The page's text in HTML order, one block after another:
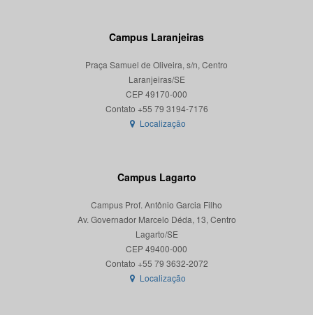
Campus Laranjeiras
Praça Samuel de Oliveira, s/n, Centro
Laranjeiras/SE
CEP 49170-000
Localização
Campus Lagarto
Campus Prof. Antônio Garcia Filho
Av. Governador Marcelo Déda, 13, Centro
Lagarto/SE
CEP 49400-000
Localização